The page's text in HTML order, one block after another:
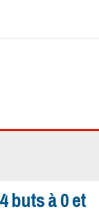
buts à 0 et